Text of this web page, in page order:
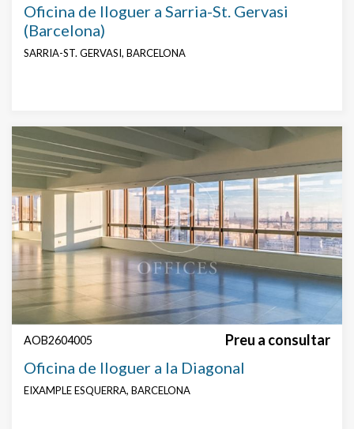
Superfície
Preu € / m²
Característiques
Vigilància
Conserge
sòl tècnic
Fals sostre
AACC
Aparcament
Oficina de lloguer a Sarria-St. Gervasi
(Barcelona)
SARRIA-ST. GERVASI, BARCELONA
AOB2604005 Preu a consultar
Oficina de lloguer a la Diagonal
EIXAMPLE ESQUERRA, BARCELONA